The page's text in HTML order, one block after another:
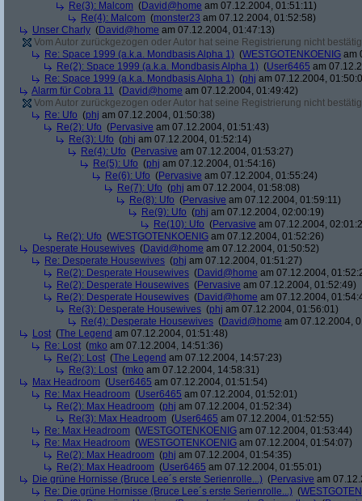
Re(3): Malcom (David@home am 07.12.2004, 01:51:11)
Re(4): Malcom (monster23 am 07.12.2004, 01:52:58)
Unser Charly (David@home am 07.12.2004, 01:47:13)
Vom Autor zurückgezogen oder Autor hat seine Registrierung nicht
Re: Space 1999 (a.k.a. Mondbasis Alpha 1) (WESTGOTENKOENIG am
Re(2): Space 1999 (a.k.a. Mondbasis Alpha 1) (User6465 am
Re: Space 1999 (a.k.a. Mondbasis Alpha 1) (phj am 07.12.2004,
Alarm für Cobra 11 (David@home am 07.12.2004, 01:49:42)
Vom Autor zurückgezogen oder Autor hat seine Registrierung nicht
Re: Ufo (phj am 07.12.2004, 01:50:38)
Re(2): Ufo (Pervasive am 07.12.2004, 01:51:43)
Re(3): Ufo (phj am 07.12.2004, 01:52:14)
Re(4): Ufo (Pervasive am 07.12.2004, 01:53:27)
Re(5): Ufo (phj am 07.12.2004, 01:54:16)
Re(6): Ufo (Pervasive am 07.12.2004, 01:55:24)
Re(7): Ufo (phj am 07.12.2004, 01:58:08)
Re(8): Ufo (Pervasive am 07.12.2004, 01:59:11)
Re(9): Ufo (phj am 07.12.2004, 02:00:19)
Re(10): Ufo (Pervasive am 07.12.2004,
Re(2): Ufo (WESTGOTENKOENIG am 07.12.2004, 01:52:26)
Desperate Housewives (David@home am 07.12.2004, 01:50:52)
Re: Desperate Housewives (phj am 07.12.2004, 01:51:27)
Re(2): Desperate Housewives (David@home am 07.12.2004,
Re(2): Desperate Housewives (Pervasive am 07.12.2004, 01:52:49)
Re(2): Desperate Housewives (David@home am 07.12.2004,
Re(3): Desperate Housewives (phj am 07.12.2004, 01:56:01)
Re(4): Desperate Housewives (David@home am 07.12.2004,
Lost (The Legend am 07.12.2004, 01:51:48)
Re: Lost (mko am 07.12.2004, 14:51:36)
Re(2): Lost (The Legend am 07.12.2004, 14:57:23)
Re(3): Lost (mko am 07.12.2004, 14:58:31)
Max Headroom (User6465 am 07.12.2004, 01:51:54)
Re: Max Headroom (User6465 am 07.12.2004, 01:52:01)
Re(2): Max Headroom (phj am 07.12.2004, 01:52:34)
Re(3): Max Headroom (User6465 am 07.12.2004, 01:52:55)
Re: Max Headroom (WESTGOTENKOENIG am 07.12.2004, 01:53:44)
Re: Max Headroom (WESTGOTENKOENIG am 07.12.2004, 01:54:07)
Re(2): Max Headroom (phj am 07.12.2004, 01:54:35)
Re(2): Max Headroom (User6465 am 07.12.2004, 01:55:01)
Die grüne Hornisse (Bruce Lee´s erste Serienrolle...) (Pervasive am
Re: Die grüne Hornisse (Bruce Lee´s erste Serienrolle...) (